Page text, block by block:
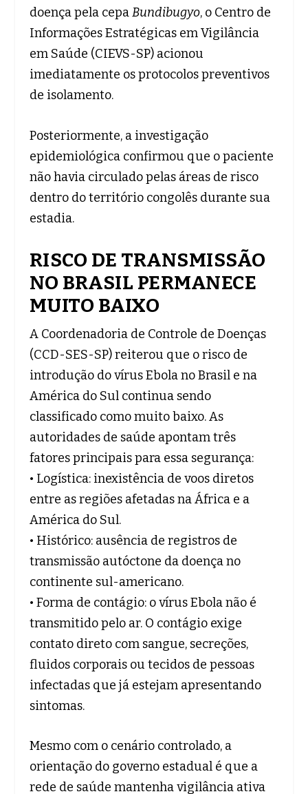
doença pela cepaBundibugyo, o Centro de
Informações Estratégicas em Vigilância
em Saúde (CIEVS-SP) acionou
imediatamente os protocolos preventivos
de isolamento.
Posteriormente, a investigação
epidemiológica confirmou que o paciente
não havia circulado pelas áreas de risco
dentro do território congolês durante sua
estadia.
RISCO DE TRANSMISSÃO
NO BRASIL PERMANECE
MUITO BAIXO
A Coordenadoria de Controle de Doenças
(CCD-SES-SP) reiterou que o risco de
introdução do vírus Ebola no Brasil e na
América do Sul continua sendo
classificado como muito baixo. As
autoridades de saúde apontam três
fatores principais para essa segurança:
• Logística: inexistência de voos diretos
entre as regiões afetadas na África e a
América do Sul.
• Histórico: ausência de registros de
transmissão autóctone da doença no
continente sul-americano.
• Forma de contágio: o vírus Ebola não é
transmitido pelo ar. O contágio exige
contato direto com sangue, secreções,
fluidos corporais ou tecidos de pessoas
infectadas que já estejam apresentando
sintomas.
Mesmo com o cenário controlado, a
orientação do governo estadual é que a
rede de saúde mantenha vigilância ativa